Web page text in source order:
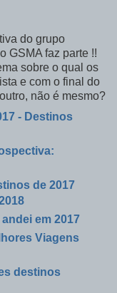
do grupo
GSMA faz parte !!
sobre o qual os
e com o final do
não é mesmo?
- Destinos
de 2017
em 2017
Viagens
destinos